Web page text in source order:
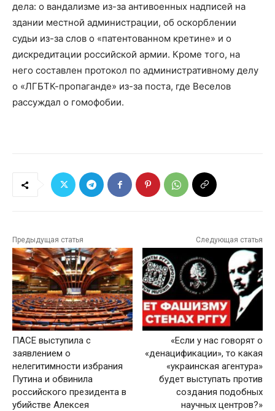
дела: о вандализме из-за антивоенных надписей на
здании местной администрации, об оскорблении
судьи из-за слов о «патентованном кретине» и о
дискредитации российской армии. Кроме того, на
него составлен протокол по административному делу
о «ЛГБТК-пропаганде» из-за поста, где Веселов
рассуждал о гомофобии.
Предыдущая статья
ПАСЕ выступила с
заявлением о
нелегитимности избрания
Путина и обвинила
российского президента в
убийстве Алексея
Следующая статья
«Если у нас говорят о
«денацификации», то какая
«украинская агентура»
будет выступать против
создания подобных
научных центров?»